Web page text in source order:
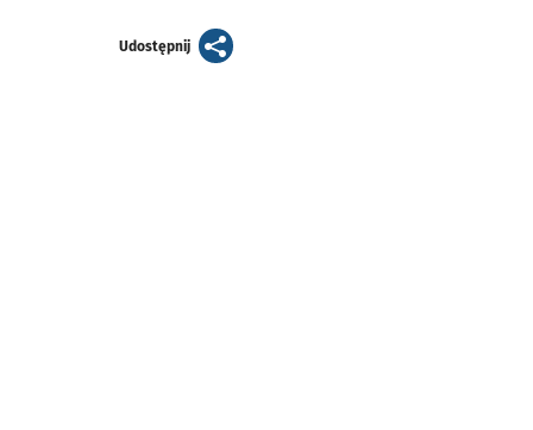
Udostępnijartykuł